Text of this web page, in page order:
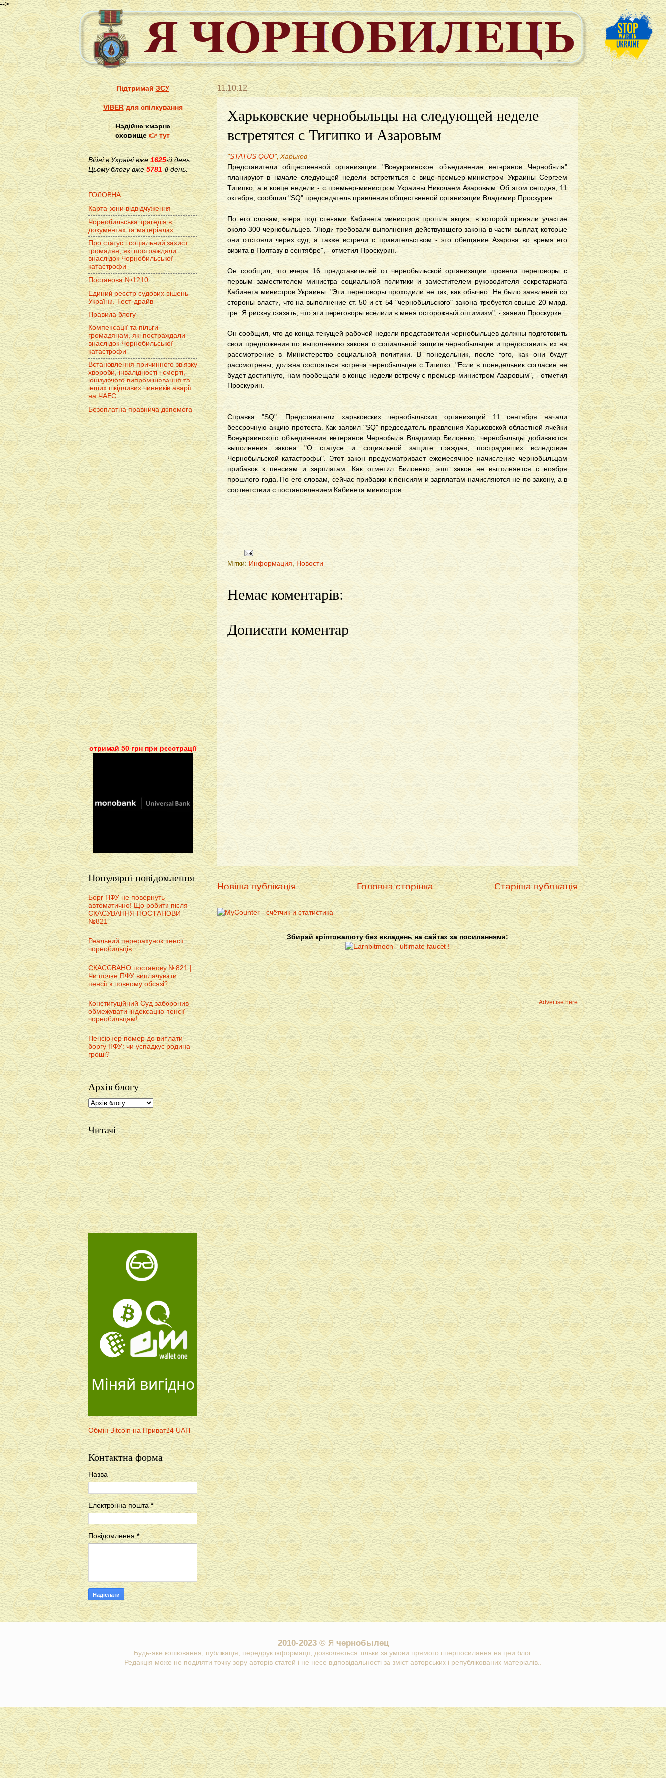
-->
11.10.12
Харьковские чернобыльцы на следующей неделе
встретятся с Тигипко и Азаровым
"STATUS QUO", Харьков
Представители общественной организации "Всеукраинское объединение ветеранов Чернобыля"
планируют в начале следующей недели встретиться с вице-премьер-министром Украины Сергеем
Тигипко, а в конце недели - с премьер-министром Украины Николаем Азаровым. Об этом сегодня, 11
октября, сообщил "SQ" председатель правления общественной организации Владимир Проскурин.
По его словам, вчера под стенами Кабинета министров прошла акция, в которой приняли участие
около 300 чернобыльцев. "Люди требовали выполнения действующего закона в части выплат, которые
они отстояли через суд, а также встречи с правительством - это обещание Азарова во время его
визита в Полтаву в сентябре", - отметил Проскурин.
Он сообщил, что вчера 16 представителей от чернобыльской организации провели переговоры с
первым заместителем министра социальной политики и заместителем руководителя секретариата
Кабинета министров Украины. "Эти переговоры проходили не так, как обычно. Не было заявлений со
стороны власти, что на выполнение ст. 50 и ст. 54 "чернобыльского" закона требуется свыше 20 млрд.
грн. Я рискну сказать, что эти переговоры вселили в меня осторожный оптимизм", - заявил Проскурин.
Он сообщил, что до конца текущей рабочей недели представители чернобыльцев должны подготовить
свои предложения по выполнению закона о социальной защите чернобыльцев и предоставить их на
рассмотрение в Министерство социальной политики. В понедельник, после того, как они будут
рассмотрены, должна состояться встреча чернобыльцев с Тигипко. "Если в понедельник согласие не
будет достигнуто, нам пообещали в конце недели встречу с премьер-министром Азаровым", - отметил
Проскурин.
Справка "SQ". Представители харьковских чернобыльских организаций 11 сентября начали
бессрочную акцию протеста. Как заявил "SQ" председатель правления Харьковской областной ячейки
Всеукраинского объединения ветеранов Чернобыля Владимир Билоенко, чернобыльцы добиваются
выполнения закона "О статусе и социальной защите граждан, пострадавших вследствие
Чернобыльской катастрофы". Этот закон предусматривает ежемесячное начисление чернобыльцам
прибавок к пенсиям и зарплатам. Как отметил Билоенко, этот закон не выполняется с ноября
прошлого года. По его словам, сейчас прибавки к пенсиям и зарплатам начисляются не по закону, а в
соответствии с постановлением Кабинета министров.
Мітки: Информация, Новости
Немає коментарів:
Дописати коментар
Новіша публікація Старіша публікація
Головна сторінка
Збирай кріптовалюту без вкладень на сайтах за посиланнями:
Advertise here
ПідтримайЗСУ
VIBERдля спілкування
Надійне хмарне
сховище👉 тут
Війні в Україні вже1625-й день.
Цьому блогу вже 5781-й день.
ГОЛОВНА
Карта зони відвідчуження
Чорнобильська трагедія в
документах та матеріалах
Про статус і соціальний захист
громадян, які постраждали
внаслідок Чорнобильської
катастрофи
Постанова №1210
Единий реєстр судових рішень
України. Тест-драйв
Правила блогу
Компенсації та пільги
громадянам, які постраждали
внаслідок Чорнобильської
катастрофи
Встановлення причинного зв'язку
хвороби, інвалідності і смерті,
іонізуючого випромінювання та
інших шкідливих чинників аварії
на ЧАЕС
Безоплатна правнича допомога
отримай 50 грн при реєстрації
Популярні повідомлення
Борг ПФУ не повернуть
автоматично! Що робити після
СКАСУВАННЯ ПОСТАНОВИ
№821
Реальний перерахунок пенсії
чорнобильців
СКАСОВАНО постанову №821 |
Чи почне ПФУ виплачувати
пенсії в повному обсязі?
Конституційний Суд заборонив
обмежувати індексацію пенсії
чорнобильцям!
Пенсіонер помер до виплати
боргу ПФУ: чи успадкує родина
гроші?
Архів блогу
Читачі
Міняй вигідно
Обмін Bitcoin на Приват24 UAH
Контактна форма
Назва
Електронна пошта*
Повідомлення*
2010-2023 © Я чернобылец
Будь-яке копіювання, публікація, передрук інформації, дозволяється тільки за умови прямого гіперпосилання на цей блог.
Редакція може не поділяти точку зору авторів статей і не несе відповідальності за зміст авторських і републікованих матеріалів..